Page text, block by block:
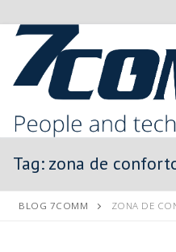
Tag: zona de
BLOG 7COMM ZONA DE